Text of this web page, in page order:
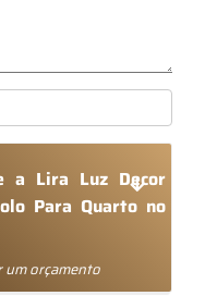
a Lira Luz Decor
Para Quarto no
um orçamento